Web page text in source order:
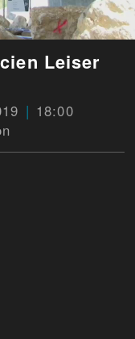
Leiser
18:00